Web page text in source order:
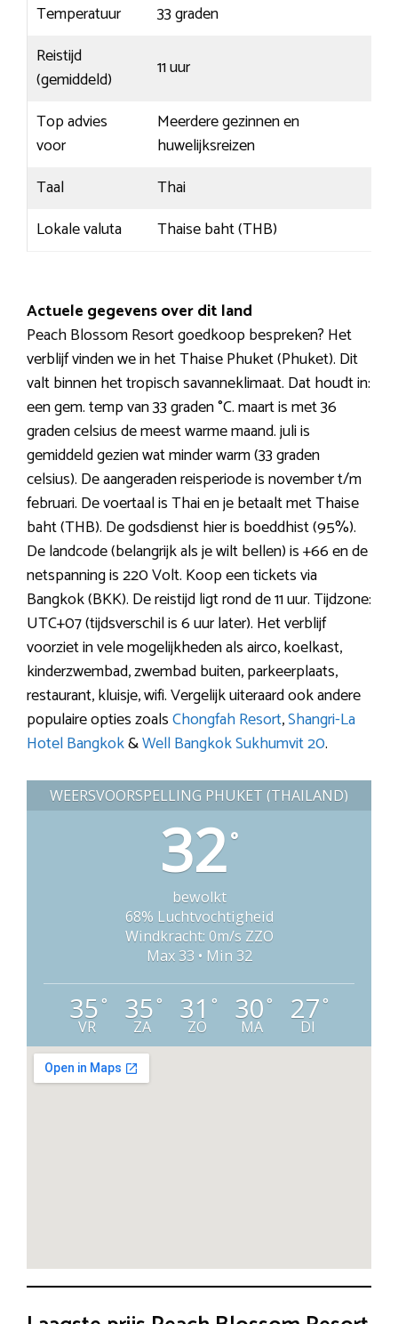
Temperatuur
33 graden
Reistijd
(gemiddeld)
11 uur
Top advies
voor
Meerdere gezinnen en
huwelijksreizen
Taal
Thai
Lokale valuta
Thaise baht (THB)
Actuele gegevens over dit land
Peach Blossom Resort goedkoop bespreken? Het
verblijf vinden we in het Thaise Phuket (Phuket). Dit
valt binnen het tropisch savanneklimaat. Dat houdt in:
een gem. temp van 33 graden °C. maart is met 36
graden celsius de meest warme maand. juli is
gemiddeld gezien wat minder warm (33 graden
celsius). De aangeraden reisperiode is november t/m
februari. De voertaal is Thai en je betaalt met Thaise
baht (THB). De godsdienst hier is boeddhist (95%).
De landcode (belangrijk als je wilt bellen) is +66 en de
netspanning is 220 Volt. Koop een tickets via
Bangkok (BKK). De reistijd ligt rond de 11 uur. Tijdzone:
UTC+07 (tijdsverschil is 6 uur later). Het verblijf
voorziet in vele mogelijkheden als airco, koelkast,
kinderzwembad, zwembad buiten, parkeerplaats,
restaurant, kluisje, wifi. Vergelijk uiteraard ook andere
populaire opties zoalsChongfah Resort,Shangri-La
Hotel Bangkok&Well Bangkok Sukhumvit 20.
WEERSVOORSPELLING PHUKET (THAILAND)
32°
bewolkt
68% Luchtvochtigheid
Windkracht: 0m/s ZZO
Max 33 • Min 32
35°
VR
35°
ZA
31 °
ZO
30°
MA
27°
DI